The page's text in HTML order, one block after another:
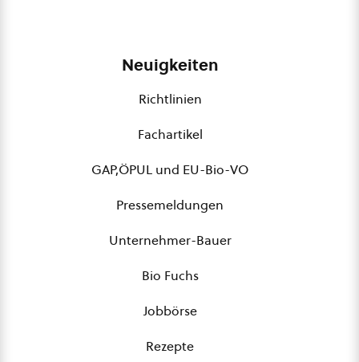
Neuigkeiten
Richtlinien
Fachartikel
GAP,ÖPUL und EU-Bio-VO
Pressemeldungen
Unternehmer-Bauer
Bio Fuchs
Jobbörse
Rezepte